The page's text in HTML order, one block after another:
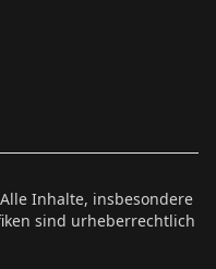
Alle Inhalte, insbesondere
sind urheberrechtlich